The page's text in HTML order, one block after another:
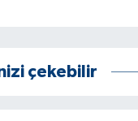
çekebilir